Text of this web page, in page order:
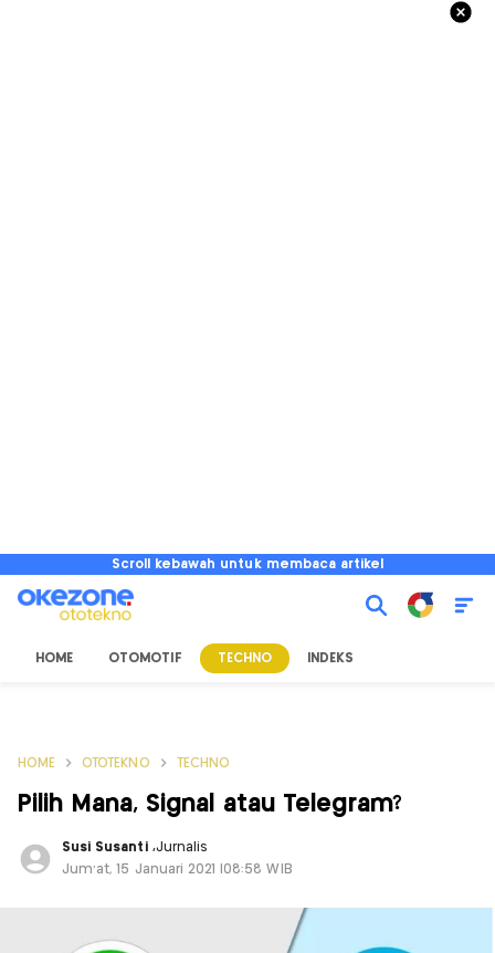
Scroll kebawah untuk membaca artikel
HOME OTOMOTIF TECHNO INDEKS
HOME OTOTEKNO TECHNO
Pilih Mana, Signal atau Telegram?
Susi Susanti ,Jurnalis
Jum'at, 15 Januari 2021 |08:58 WIB